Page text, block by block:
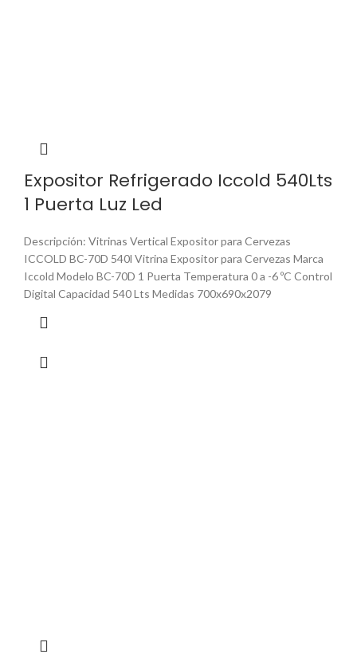
Expositor Refrigerado Iccold 540Lts
1 Puerta Luz Led
Descripción: Vitrinas Vertical Expositor para Cervezas
ICCOLD BC-70D 540l Vitrina Expositor para Cervezas Marca
Iccold Modelo BC-70D 1 Puerta Temperatura 0 a -6 ºC Control
Digital Capacidad 540 Lts Medidas 700x690x2079